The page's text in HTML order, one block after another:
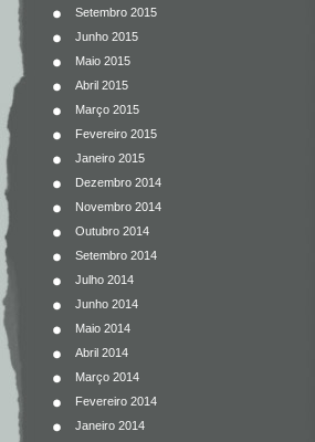
Setembro 2015
Junho 2015
Maio 2015
Abril 2015
Março 2015
Fevereiro 2015
Janeiro 2015
Dezembro 2014
Novembro 2014
Outubro 2014
Setembro 2014
Julho 2014
Junho 2014
Maio 2014
Abril 2014
Março 2014
Fevereiro 2014
Janeiro 2014